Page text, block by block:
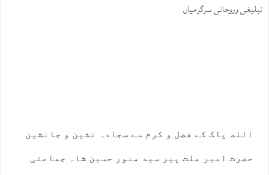
تبلیغی وروحانی سرگرمیاں
الله پاک کے فضل و کرم سے سجادہ نشین و جانشین
حضرت امیر ملت پیر سید منور حسین شاہ جماعتی